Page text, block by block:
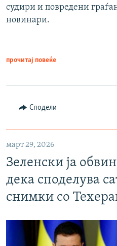
судири и повредени
новинари.
прочитај повеќе
Сподели
март 29, 2026
Зеленски ја
дека споделува
снимки со